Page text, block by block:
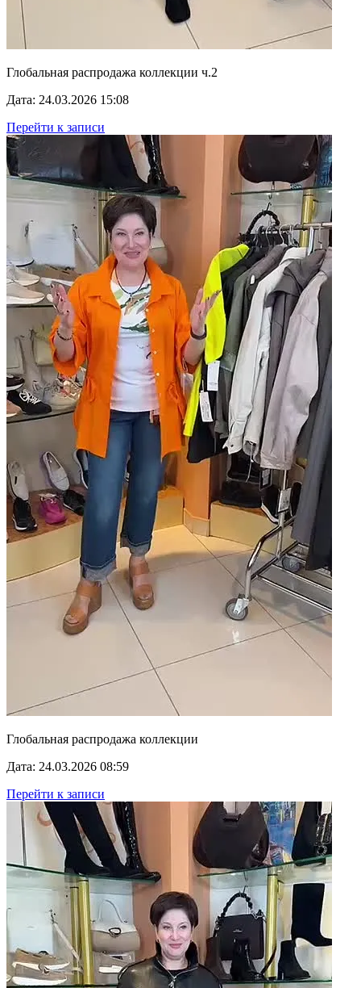
Глобальная распродажа коллекции ч.2
Дата: 24.03.2026 15:08
Перейти к записи
Глобальная распродажа коллекции
Дата: 24.03.2026 08:59
Перейти к записи